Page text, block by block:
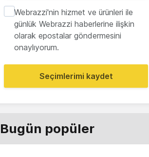
Webrazzi'nin hizmet ve ürünleri ile
günlük Webrazzi haberlerine ilişkin
olarak epostalar göndermesini
onaylıyorum.
Seçimlerimi kaydet
Bugün popüler